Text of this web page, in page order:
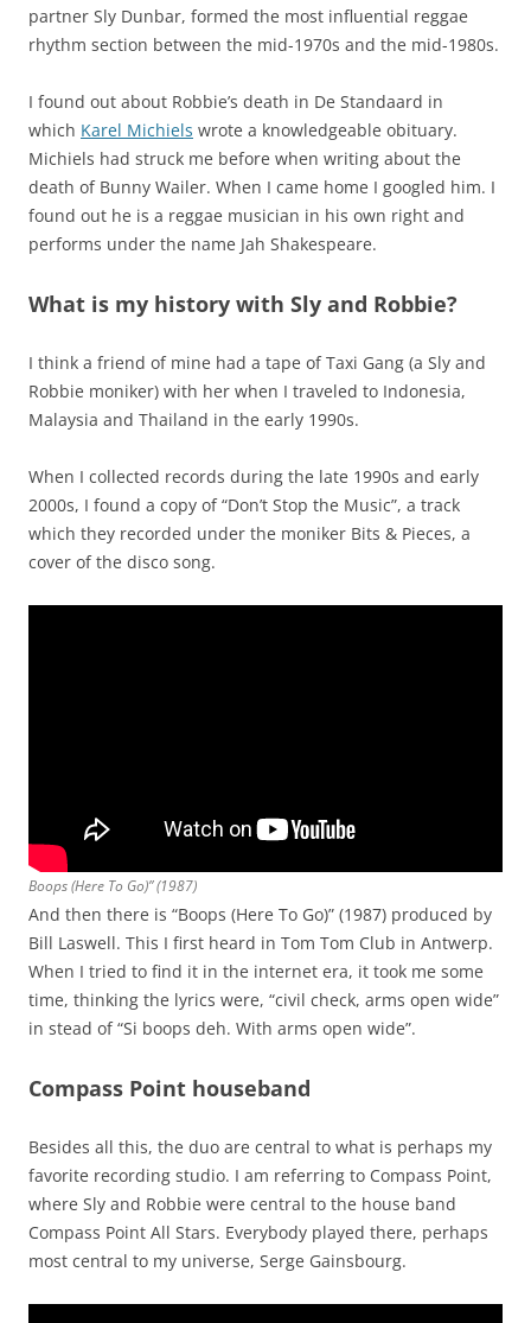
partner Sly Dunbar, formed the most influential reggae
rhythm section between the mid-1970s and the mid-1980s.
I found out about Robbie’s death in De Standaard in
which Karel Michiels wrote a knowledgeable obituary.
Michiels had struck me before when writing about the
death of Bunny Wailer. When I came home I googled him. I
found out he is a reggae musician in his own right and
performs under the name Jah Shakespeare.
What is my history with Sly and Robbie?
I think a friend of mine had a tape of Taxi Gang (a Sly and
Robbie moniker) with her when I traveled to Indonesia,
Malaysia and Thailand in the early 1990s.
When I collected records during the late 1990s and early
2000s, I found a copy of “Don’t Stop the Music”, a track
which they recorded under the moniker Bits & Pieces, a
cover of the disco song.
Boops (Here To Go)” (1987)
And then there is “Boops (Here To Go)” (1987) produced by
Bill Laswell. This I first heard in Tom Tom Club in Antwerp.
When I tried to find it in the internet era, it took me some
time, thinking the lyrics were, “civil check, arms open wide”
in stead of “Si boops deh. With arms open wide”.
Compass Point houseband
Besides all this, the duo are central to what is perhaps my
favorite recording studio. I am referring to Compass Point,
where Sly and Robbie were central to the house band
Compass Point All Stars. Everybody played there, perhaps
most central to my universe, Serge Gainsbourg.